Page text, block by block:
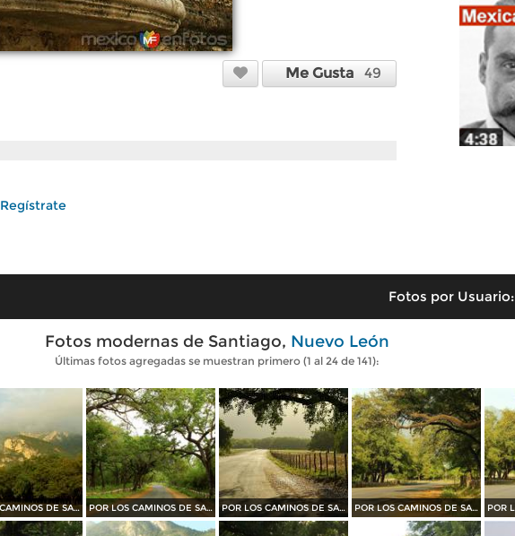
Me Gusta 49
Regístrate
Fotos por Usuario:
Fotos modernas de Santiago, Nuevo León
Últimas fotos agregadas se muestran primero (1 al 24 de 141):
POR LOS CAMINOS DE SANTIAGO POR LOS CAMINOS DE SANTIAGO POR LOS CAMINOS DE SANTIAGO POR LOS CAMINOS DE SANTIAGO